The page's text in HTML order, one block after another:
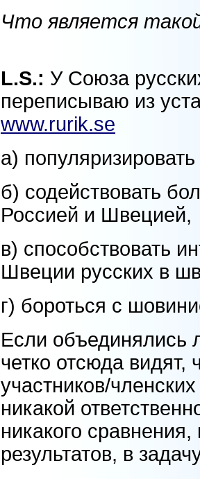
Что является
L.S.: У Союза
переписываю из
www.rurik.se
а)
б) содействовать
Россией и Швецией,
в) способствовать
Швеции русских в
г) бороться с
Если объединялись
четко отсюда видят,
участников/
никакой
никакого
результатов, в